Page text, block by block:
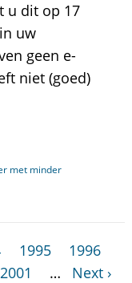
u dit op 17
uw
geen e-
niet (goed)
met minder
1995
1996
2001 …
Next ›